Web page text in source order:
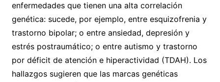
enfermedades que tienen una alta correlación
genética: sucede, por ejemplo, entre esquizofrenia y
trastorno bipolar; o entre ansiedad, depresión y
estrés postraumático; o entre autismo y trastorno
por déficit de atención e hiperactividad (TDAH). Los
hallazgos sugieren que las marcas genéticas